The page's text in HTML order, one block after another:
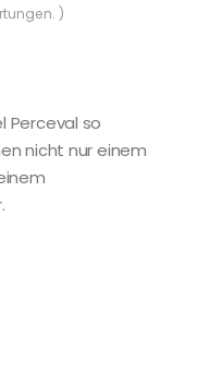
)
Perceval so
nicht nur einem